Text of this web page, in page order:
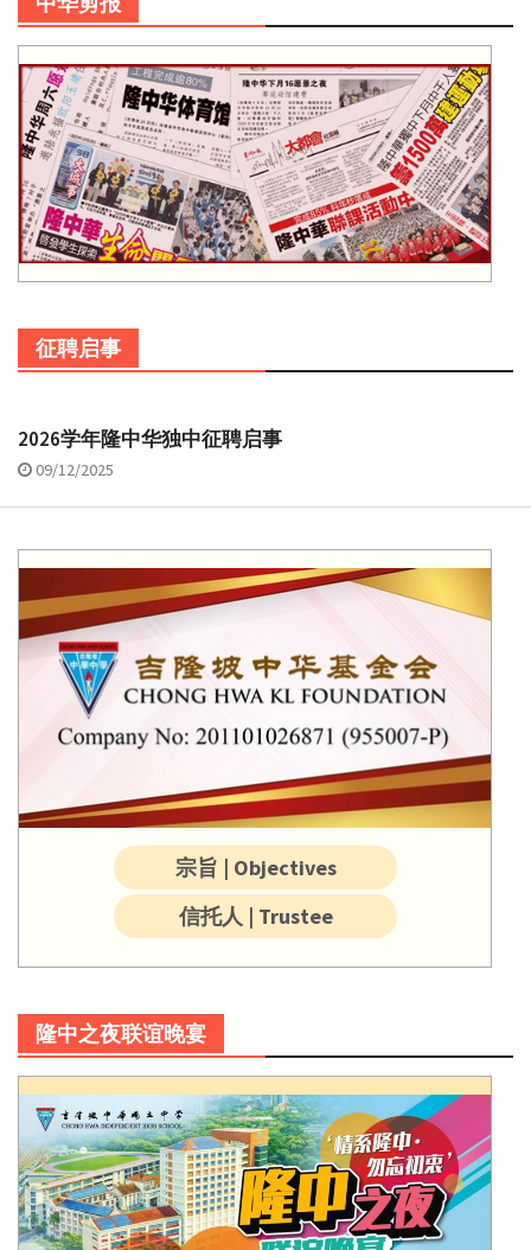
征聘启事
2026学年隆中华独中征聘启事
09/12/2025
宗旨 | Objectives
信托人 | Trustee
隆中之夜联谊晚宴